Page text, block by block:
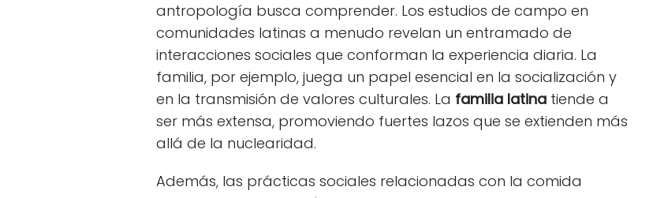
antropología busca comprender. Los estudios de campo en
comunidades latinas a menudo revelan un entramado de
interacciones sociales que conforman la experiencia diaria. La
familia, por ejemplo, juega un papel esencial en la socialización y
en la transmisión de valores culturales. La familia latina tiende a
ser más extensa, promoviendo fuertes lazos que se extienden más
allá de la nuclearidad.
Además, las prácticas sociales relacionadas con la comida